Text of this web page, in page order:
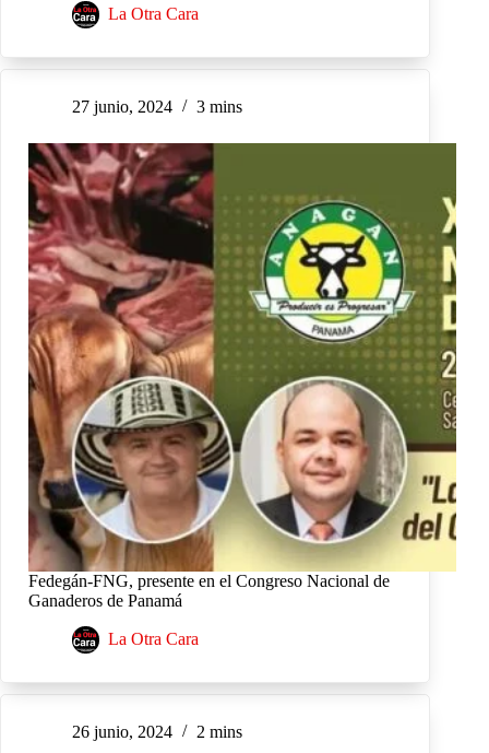
La Otra Cara
27 junio, 2024 3 mins
Fedegán-FNG, presente en el Congreso Nacional de
Ganaderos de Panamá
La Otra Cara
26 junio, 2024 2 mins